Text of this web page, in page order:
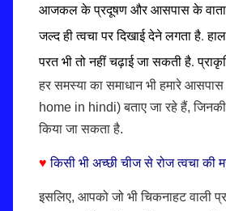
आजकल के प्रदूषण और आसपास के
जल्द ही त्वचा पर दिखाई देने लगता है.
परत भी तो नहीं चढ़ाई जा सकती है.
हर समस्या का समाधान भी हमारे
home in hindi) बताए जा रहे हैं,
किया जा सकता है.
♥ किसी भी अच्छी चीज से रोज त्वचा
इसलिए, आपको जो भी चिकनाहट वाली